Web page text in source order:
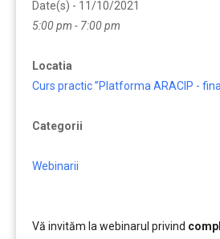
Date(s) - 11/10/2021
5:00 pm - 7:00 pm
Locatia
Curs practic ”Platforma ARACIP -
Categorii
Webinarii
Vă invităm la webinarul privind